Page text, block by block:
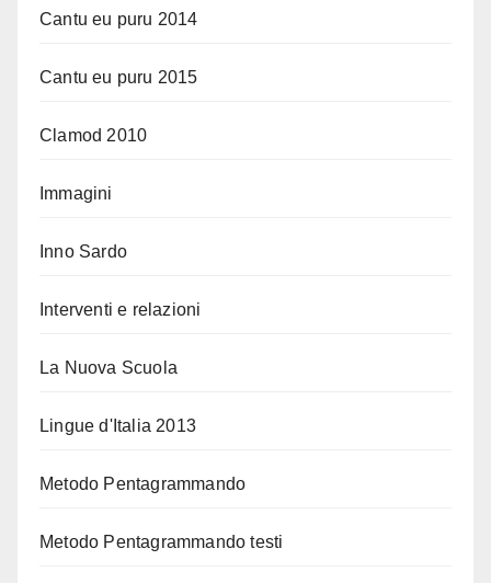
Cantu eu puru 2014
Cantu eu puru 2015
Clamod 2010
Immagini
Inno Sardo
Interventi e relazioni
La Nuova Scuola
Lingue d'Italia 2013
Metodo Pentagrammando
Metodo Pentagrammando testi